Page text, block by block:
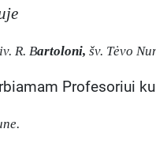
R. Bartoloni,šv. Tėvo
Profesoriui